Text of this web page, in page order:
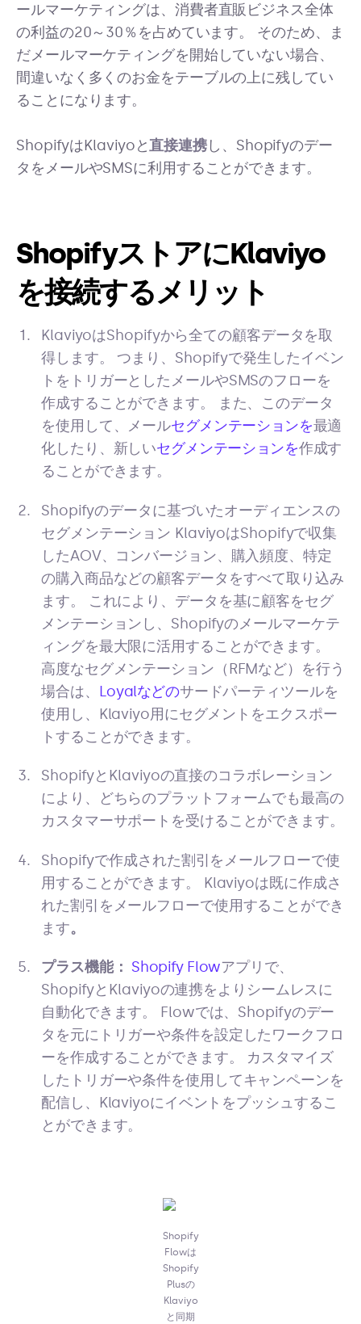
ールマーケティングは、消費者直販ビジネス全体
の利益の20～30％を占めています。 そのため、ま
だメールマーケティングを開始していない場合、
間違いなく多くのお金をテーブルの上に残してい
ることになります。
ShopifyはKlaviyoと直接連携し、Shopifyのデー
タをメールやSMSに利用することができます。
ShopifyストアにKlaviyo
を接続するメリット
KlaviyoはShopifyから全ての顧客データを取
得します。 つまり、Shopifyで発生したイベン
トをトリガーとしたメールやSMSのフローを
作成することができます。 また、このデータ
を使用して、メールセグメンテーションを最適
化したり、新しいセグメンテーションを作成す
ることができます。
Shopifyのデータに基づいたオーディエンスの
セグメンテーション KlaviyoはShopifyで収集
したAOV、コンバージョン、購入頻度、特定
の購入商品などの顧客データをすべて取り込み
ます。 これにより、データを基に顧客をセグ
メンテーションし、Shopifyのメールマーケテ
ィングを最大限に活用することができます。
高度なセグメンテーション（RFMなど）を行う
場合は、 Loyalなどのサードパーティツールを
使用し、Klaviyo用にセグメントをエクスポー
トすることができます。
ShopifyとKlaviyoの直接のコラボレーション
により、どちらのプラットフォームでも最高の
カスタマーサポートを受けることができます。
Shopifyで作成された割引をメールフローで使
用することができます。 Klaviyoは既に作成さ
れた割引をメールフローで使用することができ
ます。
プラス機能： Shopify Flowアプリで、
ShopifyとKlaviyoの連携をよりシームレスに
自動化できます。 Flowでは、Shopifyのデー
タを元にトリガーや条件を設定したワークフロ
ーを作成することができます。 カスタマイズ
したトリガーや条件を使用してキャンペーンを
配信し、Klaviyoにイベントをプッシュするこ
とができます。
Shopify
Flowは
Shopify
Plusの
Klaviyo
と同期